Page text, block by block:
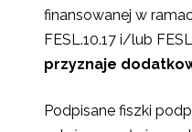
finansowanej w
FESL.10.17 i/lub
przyznaje
Podpisane fiszki